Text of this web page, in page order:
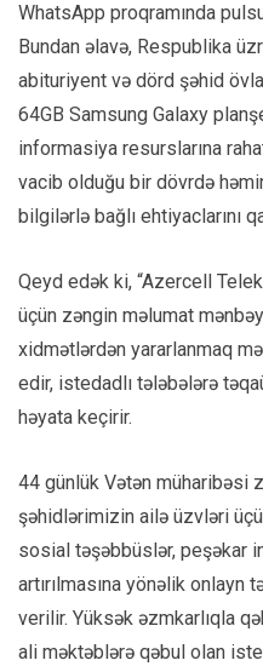
WhatsApp proqramında
Bundan əlavə, Respublika
abituriyent və dörd şəhid
64GB Samsung Galaxy
informasiya resurslarına
vacib olduğu bir dövrdə
bilgilərlə bağlı ehtiyaclarını
Qeyd edək ki, “Azercell
üçün zəngin məlumat
xidmətlərdən yararlanmaq
edir, istedadlı tələbələrə
həyata keçirir.
44 günlük Vətən müharibəsi
şəhidlərimizin ailə üzvləri
sosial təşəbbüslər, peşəkar
artırılmasına yönəlik
verilir. Yüksək əzmkarlıqla
ali məktəblərə qəbul olan